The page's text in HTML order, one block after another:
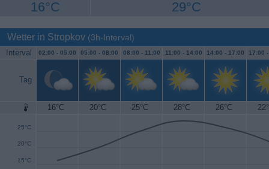
16°C 29°C
Wetter in Stropkov (3h-Interval)
Interval 02:00 - 05:00 05:00 - 08:00 08:00 - 11:00 11:00 - 14:00 14:00 - 17:00 17:00
Tag
16°C 20°C 25°C 28°C 26°C
15°C
20°C
25°C
30°C